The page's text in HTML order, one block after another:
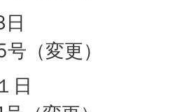
（変更）
日